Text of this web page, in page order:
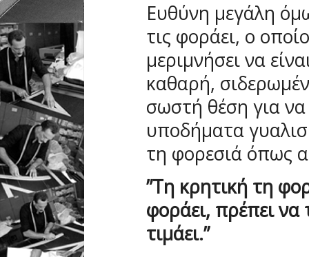
Ευθύνη μεγάλη
τις φοράει, ο
μεριμνήσει να
καθαρή,
σωστή θέση για
υποδήματα
τη φορεσιά όπως
”Τη κρητική τη
φοράει, πρέπει να
τιμάει.”